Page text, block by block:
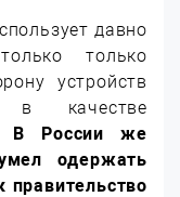
давно
только
устройств
в качестве
В России же
одержать
правительство